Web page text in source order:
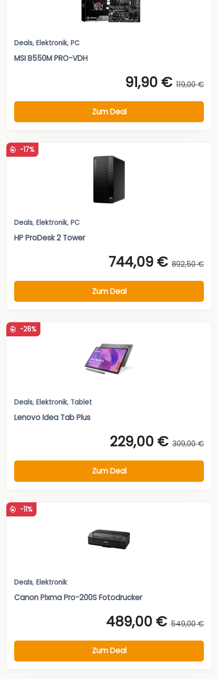
Deals, Elektronik, PC
MSI B550M PRO-VDH
91,90 € 119,00 €
Zum Deal
-17%
Deals, Elektronik, PC
HP ProDesk 2 Tower
744,09 € 892,50 €
Zum Deal
-26%
Deals, Elektronik, Tablet
Lenovo Idea Tab Plus
229,00 € 309,00 €
Zum Deal
-11%
Deals, Elektronik
Canon Pixma Pro-200S Fotodrucker
489,00 € 549,00 €
Zum Deal